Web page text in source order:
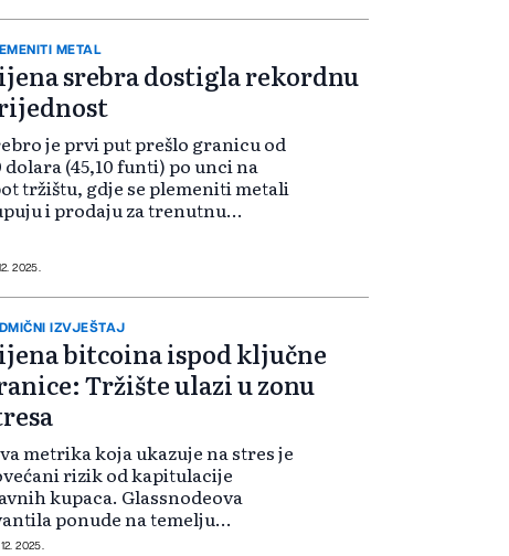
rast cijena, a glavno...
METAL
srebra dostigla rekordnu
je prvi put prešlo granicu od
dolara (45,10 funti) po unci na
tržištu, gdje se plemeniti metali
i prodaju za trenutnu
usljed zabrinuto...
2025.
IZVJEŠTAJ
bitcoina ispod ključne
Tržište ulazi u zonu
metrika koja ukazuje na stres je
rizik od kapitulacije
kupaca. Glassnodeova
ponude na temelju
koja prati troškovnu
2025.